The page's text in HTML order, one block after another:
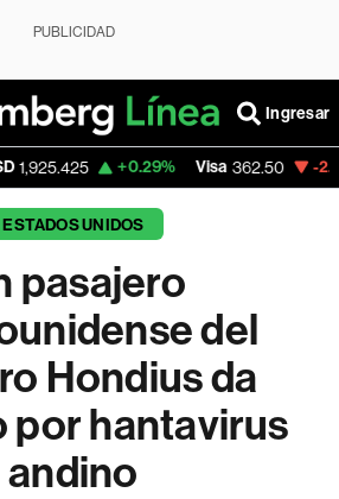
PUBLICIDAD
Ingresar
+0.29% Visa 362.50 -2.15%
ESTADOS UNIDOS
pasajero
del
Hondius da
por hantavirus
andino